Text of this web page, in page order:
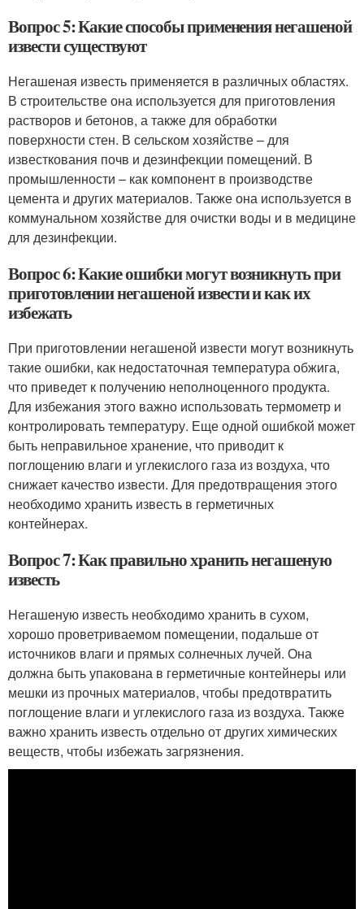
Вопрос 5: Какие способы применения негашеной
извести существуют
Негашеная известь применяется в различных областях.
В строительстве она используется для приготовления
растворов и бетонов, а также для обработки
поверхности стен. В сельском хозяйстве – для
известкования почв и дезинфекции помещений. В
промышленности – как компонент в производстве
цемента и других материалов. Также она используется в
коммунальном хозяйстве для очистки воды и в медицине
для дезинфекции.
Вопрос 6: Какие ошибки могут возникнуть при
приготовлении негашеной извести и как их
избежать
При приготовлении негашеной извести могут возникнуть
такие ошибки, как недостаточная температура обжига,
что приведет к получению неполноценного продукта.
Для избежания этого важно использовать термометр и
контролировать температуру. Еще одной ошибкой может
быть неправильное хранение, что приводит к
поглощению влаги и углекислого газа из воздуха, что
снижает качество извести. Для предотвращения этого
необходимо хранить известь в герметичных
контейнерах.
Вопрос 7: Как правильно хранить негашеную
известь
Негашеную известь необходимо хранить в сухом,
хорошо проветриваемом помещении, подальше от
источников влаги и прямых солнечных лучей. Она
должна быть упакована в герметичные контейнеры или
мешки из прочных материалов, чтобы предотвратить
поглощение влаги и углекислого газа из воздуха. Также
важно хранить известь отдельно от других химических
веществ, чтобы избежать загрязнения.